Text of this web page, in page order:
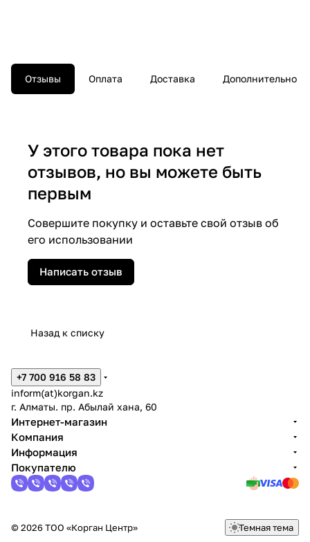
Отзывы Оплата Доставка Дополнительно
У этого товара пока нет
отзывов, но вы можете быть
первым
Совершите покупку и оставьте свой отзыв об
его использовании
Написать отзыв
Назад к списку
+7 700 916 58 83
inform(at)korgan.kz
г. Алматы. пр. Абылай хана, 60
Интернет-магазин
Компания
Информация
Покупателю
© 2026 ТОО «Корган Центр» Темная тема